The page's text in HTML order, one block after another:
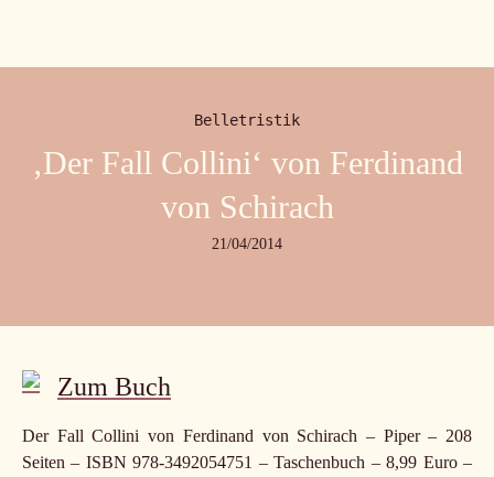
Belletristik
‚Der Fall Collini‘ von Ferdinand
von Schirach
21/04/2014
Zum Buch
Der Fall Collini von Ferdinand von Schirach – Piper – 208
Seiten – ISBN 978-3492054751 – Taschenbuch – 8,99 Euro –